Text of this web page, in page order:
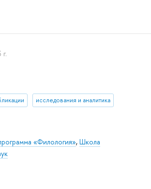
исследования и аналитика
«Филология»,Школа